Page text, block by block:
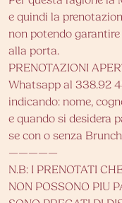
e quindi la
non potendo garantire
alla porta.
PRENOTAZIONI
Whatsapp al 338.92
indicando: nome,
e quando si desidera
se con o senza
—————
N.B: I PRENOTATI
NON POSSONO PIU